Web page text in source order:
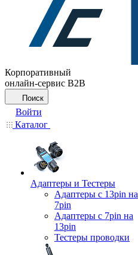
Корпоративный
онлайн-сервис B2B
Поиск
Войти
Каталог
Адаптеры и Тестеры
Адаптеры с 13pin на
7pin
Адаптеры с 7pin на
13pin
Тестеры проводки